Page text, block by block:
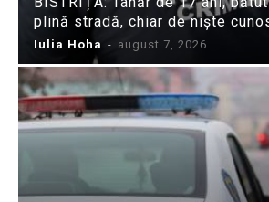
plină stradă, chiar de niște
Iulia Hoha - august 7, 2026